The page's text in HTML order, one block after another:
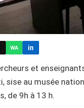
WA in
et
sise au musée
de 9h à 13 h.